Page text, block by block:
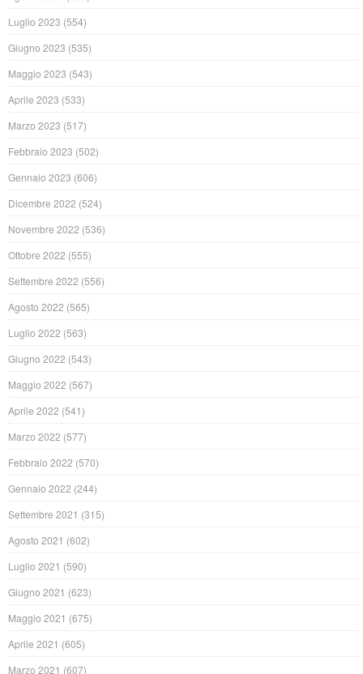
Luglio 2023 (554)
Giugno 2023 (535)
Maggio 2023 (543)
Aprile 2023 (533)
Marzo 2023 (517)
Febbraio 2023 (502)
Gennaio 2023 (606)
Dicembre 2022 (524)
Novembre 2022 (536)
Ottobre 2022 (555)
Settembre 2022 (556)
Agosto 2022 (565)
Luglio 2022 (563)
Giugno 2022 (543)
Maggio 2022 (567)
Aprile 2022 (541)
Marzo 2022 (577)
Febbraio 2022 (570)
Gennaio 2022 (244)
Settembre 2021 (315)
Agosto 2021 (602)
Luglio 2021 (590)
Giugno 2021 (623)
Maggio 2021 (675)
Aprile 2021 (605)
Marzo 2021 (607)